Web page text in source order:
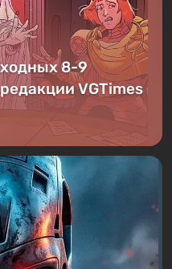
8-9
VGTimes